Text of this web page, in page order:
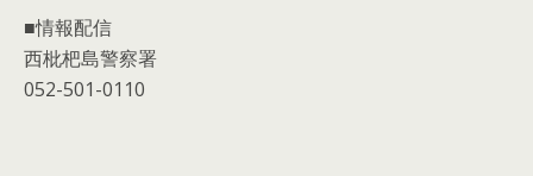
■情報配信
西枇杷島警察署
052-501-0110